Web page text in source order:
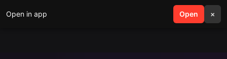
Open in app Open ×
search menu